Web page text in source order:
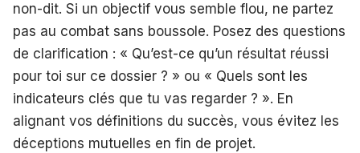
non-dit. Si un objectif vous semble flou, ne partez
pas au combat sans boussole. Posez des questions
de clarification : « Qu’est-ce qu’un résultat réussi
pour toi sur ce dossier ? » ou « Quels sont les
indicateurs clés que tu vas regarder ? ». En
alignant vos définitions du succès, vous évitez les
déceptions mutuelles en fin de projet.